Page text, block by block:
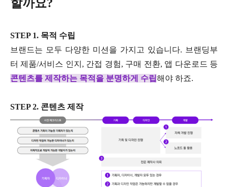
할까요?
STEP 1. 목적 수립
브랜드는 모두 다양한 미션을 가지고 있습니다. 브랜딩부
터 제품/서비스 인지, 간접 경험, 구매 전환, 앱 다운로드 등
콘텐츠를 제작하는 목적을 분명하게 수립해야 하죠.
STEP 2. 콘텐츠 제작